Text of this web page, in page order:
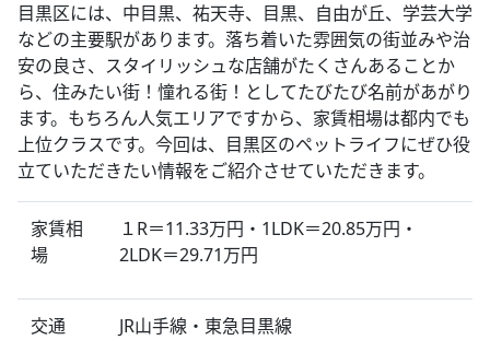
目黒区には、中目黒、祐天寺、目黒、自由が丘、学芸大学
などの主要駅があります。落ち着いた雰囲気の街並みや治
安の良さ、スタイリッシュな店舗がたくさんあることか
ら、住みたい街！憧れる街！としてたびたび名前があがり
ます。もちろん人気エリアですから、家賃相場は都内でも
上位クラスです。今回は、目黒区のペットライフにぜひ役
立ていただきたい情報をご紹介させていただきます。
家賃相
場
１R＝11.33万円・1LDK＝20.85万円・
2LDK＝29.71万円
交通 JR山手線・東急目黒線